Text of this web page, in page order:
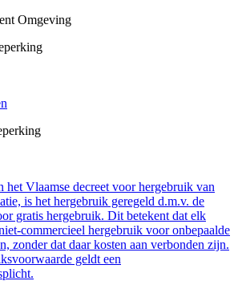
Omgeving
het Vlaamse decreet voor hergebruik van
is het hergebruik geregeld d.m.v. de
gratis hergebruik. Dit betekent dat elk
commercieel hergebruik voor onbepaalde
zonder dat daar kosten aan verbonden zijn.
geldt een